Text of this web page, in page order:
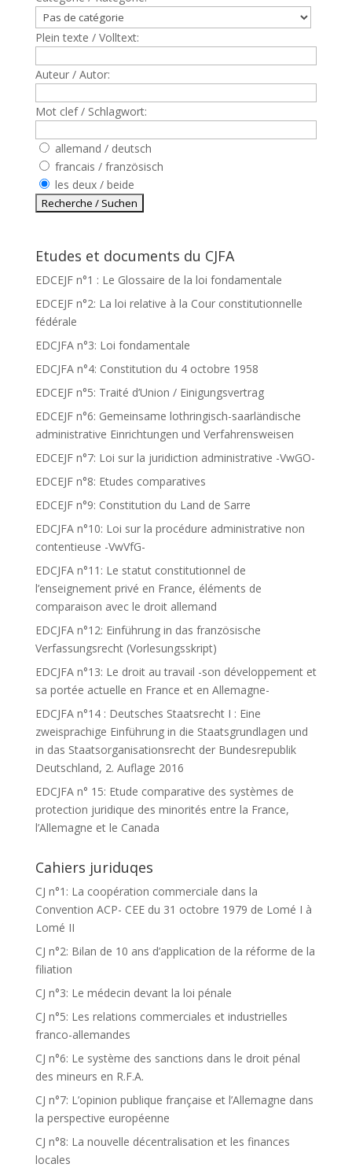
Plein texte / Volltext:
Auteur / Autor:
Mot clef / Schlagwort:
allemand / deutsch
francais / französisch
les deux / beide
Etudes et documents du CJFA
EDCEJF n°1 : Le Glossaire de la loi fondamentale
EDCEJF n°2: La loi relative à la Cour constitutionnelle
fédérale
EDCJFA n°3: Loi fondamentale
EDCJFA n°4: Constitution du 4 octobre 1958
EDCEJF n°5: Traité d’Union / Einigungsvertrag
EDCEJF n°6: Gemeinsame lothringisch-saarländische
administrative Einrichtungen und Verfahrensweisen
EDCEJF n°7: Loi sur la juridiction administrative -VwGO-
EDCEJF n°8: Etudes comparatives
EDCEJF n°9: Constitution du Land de Sarre
EDCJFA n°10: Loi sur la procédure administrative non
contentieuse -VwVfG-
EDCJFA n°11: Le statut constitutionnel de
l’enseignement privé en France, éléments de
comparaison avec le droit allemand
EDCJFA n°12: Einführung in das französische
Verfassungsrecht (Vorlesungsskript)
EDCJFA n°13: Le droit au travail -son développement et
sa portée actuelle en France et en Allemagne-
EDCJFA n°14 : Deutsches Staatsrecht I : Eine
zweisprachige Einführung in die Staatsgrundlagen und
in das Staatsorganisationsrecht der Bundesrepublik
Deutschland, 2. Auflage 2016
EDCJFA n° 15: Etude comparative des systèmes de
protection juridique des minorités entre la France,
l’Allemagne et le Canada
Cahiers juriduqes
CJ n°1: La coopération commerciale dans la
Convention ACP- CEE du 31 octobre 1979 de Lomé I à
Lomé II
CJ n°2: Bilan de 10 ans d’application de la réforme de la
filiation
CJ n°3: Le médecin devant la loi pénale
CJ n°5: Les relations commerciales et industrielles
franco-allemandes
CJ n°6: Le système des sanctions dans le droit pénal
des mineurs en R.F.A.
CJ n°7: L’opinion publique française et l’Allemagne dans
la perspective européenne
CJ n°8: La nouvelle décentralisation et les finances
locales